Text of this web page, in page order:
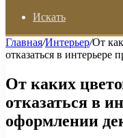
Искать
Главная/Интерьер/От
отказаться в интерьере
От каких
отказаться в
оформлении